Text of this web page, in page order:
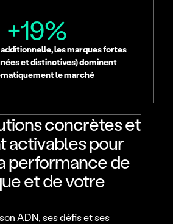
+19%
les marques fortes
et distinctives) dominent
le marché
concrètes et
activables pour
performance de
et de votre
ADN, ses défis et ses